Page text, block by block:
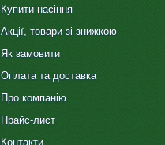
Купити насіння
Акції, товари зі знижкою
Як замовити
Оплата та доставка
Про компанію
Прайс-лист
Контакти